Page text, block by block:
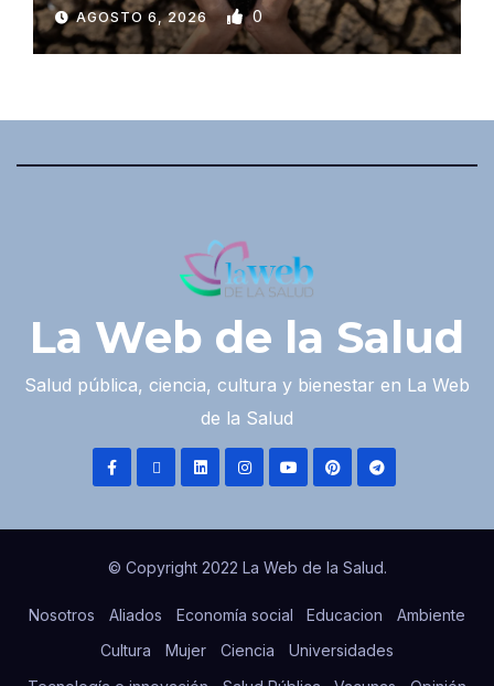
AGOSTO 6, 2026 0
La Web de la Salud
Salud pública, ciencia, cultura y bienestar en La Web
de la Salud
© Copyright 2022 La Web de la Salud.
Nosotros Aliados Economía social Educacion
Ambiente
Cultura
Mujer Ciencia
Universidades